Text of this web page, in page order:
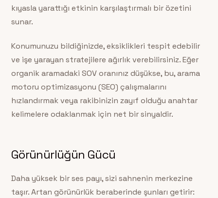
kıyasla yarattığı etkinin karşılaştırmalı bir özetini
sunar.
Konumunuzu bildiğinizde, eksiklikleri tespit edebilir
ve işe yarayan stratejilere ağırlık verebilirsiniz. Eğer
organik aramadaki SOV oranınız düşükse, bu, arama
motoru optimizasyonu (SEO) çalışmalarını
hızlandırmak veya rakibinizin zayıf olduğu anahtar
kelimelere odaklanmak için net bir sinyaldir.
Görünürlüğün Gücü
Daha yüksek bir ses payı, sizi sahnenin merkezine
taşır. Artan görünürlük beraberinde şunları getirir: